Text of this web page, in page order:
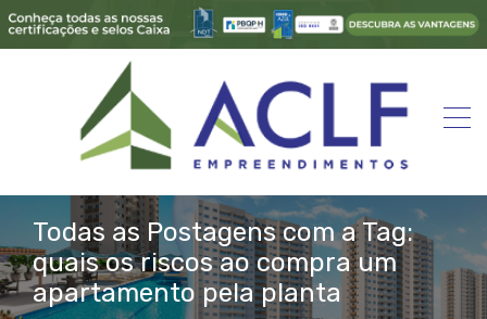
Todas as Postagens com a Tag:
quais os riscos ao compra um
apartamento pela planta